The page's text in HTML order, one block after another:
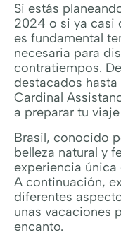
Si estás
2024 o si ya casi
es fundamental
necesaria para
contratiempos.
destacados
Cardinal
a preparar tu
Brasil, conocido
belleza natural y
experiencia
A continuación,
diferentes
unas vacaciones
encanto.